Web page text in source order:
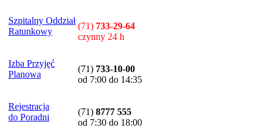
Szpitalny Oddział
Ratunkowy
(71) 733-29-64
czynny 24 h
Izba Przyjęć
Planowa
(71) 733-10-00
od 7:00 do 14:35
Rejestracja
do Poradni
(71) 8777 555
od 7:30 do 18:00